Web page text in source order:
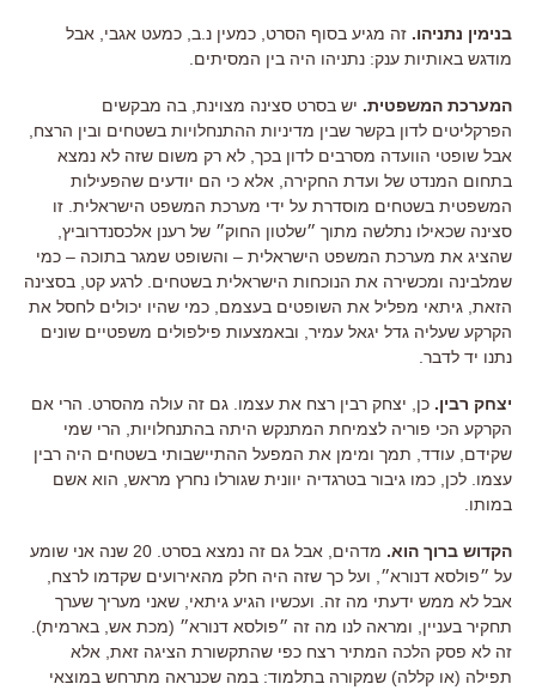
בנימין נתניהו. זה מגיע בסוף הסרט, כמעין נ.ב, כמעט אגבי, אבל
מודגש באותיות ענק: נתניהו היה בין המסיתים.
המערכת המשפטית. יש בסרט סצינה מצוינת, בה מבקשים
הפרקליטים לדון בקשר שבין מדיניות ההתנחלויות בשטחים ובין הרצח,
אבל שופטי הוועדה מסרבים לדון בכך, לא רק משום שזה לא נמצא
בתחום המנדט של ועדת החקירה, אלא כי הם יודעים שהפעילות
המשפטית בשטחים מוסדרת על ידי מערכת המשפט הישראלית. זו
סצינה שכאילו נתלשה מתוך ״שלטון החוק״ של רענן אלכסנדרוביץ,
שהציג את מערכת המשפט הישראלית – והשופט שמגר בתוכה – כמי
שמלבינה ומכשירה את הנוכחות הישראלית בשטחים. לרגע קט, בסצינה
הזאת, גיתאי מפליל את השופטים בעצמם, כמי שהיו יכולים לחסל את
הקרקע שעליה גדל יגאל עמיר, ובאמצעות פילפולים משפטיים שונים
נתנו יד לדבר.
יצחק רבין. כן, יצחק רבין רצח את עצמו. גם זה עולה מהסרט. הרי אם
הקרקע הכי פוריה לצמיחת המתנקש היתה בהתנחלויות, הרי שמי
שקידם, עודד, תמך ומימן את המפעל ההתיישבותי בשטחים היה רבין
עצמו. לכן, כמו גיבור בטרגדיה יוונית שגורלו נחרץ מראש, הוא אשם
במותו.
הקדוש ברוך הוא.
מדהים, אבל גם זה נמצא בסרט. 20 שנה אני שומע
על ״פולסא דנורא״, ועל כך שזה היה חלק מהאירועים שקדמו לרצח,
אבל לא ממש ידעתי מה זה. ועכשיו הגיע גיתאי, שאני מעריך שערך
תחקיר בעניין, ומראה לנו מה זה ״פולסא דנורא״ (מכת אש, בארמית).
זה לא פסק הלכה המתיר רצח כפי שהתקשורת הציגה זאת, אלא
תפילה (או קללה) שמקורה בתלמוד: במה שכנראה מתרחש במוצאי